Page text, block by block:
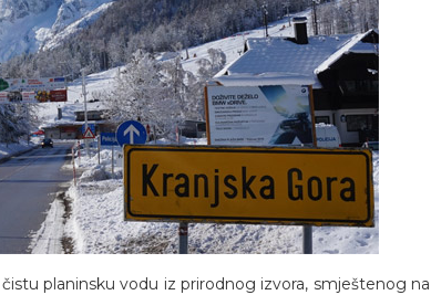
planinsku vodu iz prirodnog izvora, smještenog na